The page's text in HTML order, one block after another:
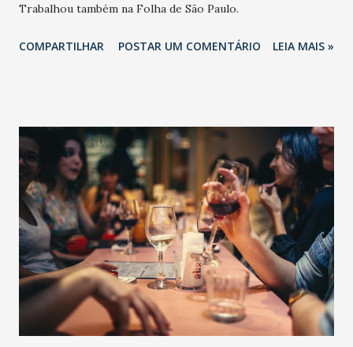
Trabalhou também na Folha de São Paulo.
COMPARTILHAR POSTAR UM COMENTÁRIO LEIA MAIS »